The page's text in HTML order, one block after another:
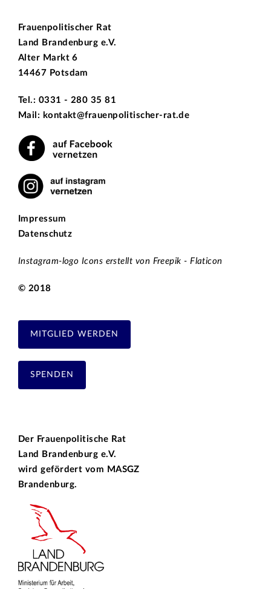
Frauenpolitischer Rat
Land Brandenburg e.V.
Alter Markt 6
14467 Potsdam
Tel.: 0331 - 280 35 81
Mail: kontakt@frauenpolitischer-rat.de
Impressum
Datenschutz
Instagram-logo Icons erstellt von Freepik - Flaticon
© 2018
MITGLIED WERDEN
SPENDEN
Der Frauenpolitische Rat
Land Brandenburg e.V.
wird gefördert vom MASGZ
Brandenburg.